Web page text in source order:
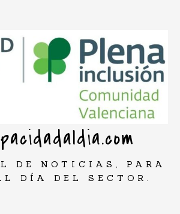
DE NOTICIAS, PARA
DÍA DEL SECTOR.